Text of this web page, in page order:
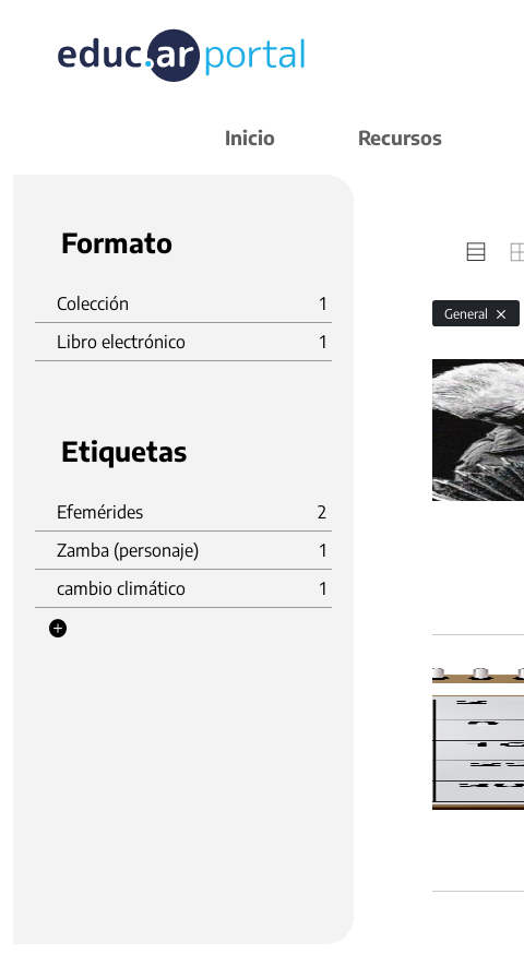
Inicio Recursos
Formato
Colección
1
Libro electrónico
1
Etiquetas
Efemérides
2
Zamba (personaje)
1
cambio climático
1
General